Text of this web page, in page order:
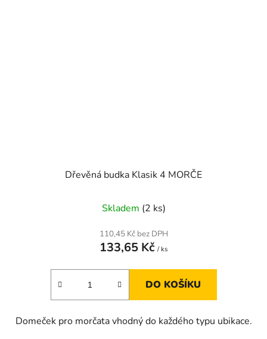
Dřevěná budka Klasik 4 MORČE
Skladem (2 ks)
110,45 Kč bez DPH
133,65 Kč / ks
DO KOŠÍKU
Domeček pro morčata vhodný do každého typu ubikace.